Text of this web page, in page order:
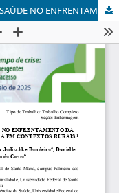
COMPETÊNCIAS DE PROFISSIONAIS DE SAÚDE NO ENFRENTAMENTO DA VIOLÊNCIA CONTRA PESSOAS COM DEFICIÊNCIA EM CONTEXTOS RURAIS